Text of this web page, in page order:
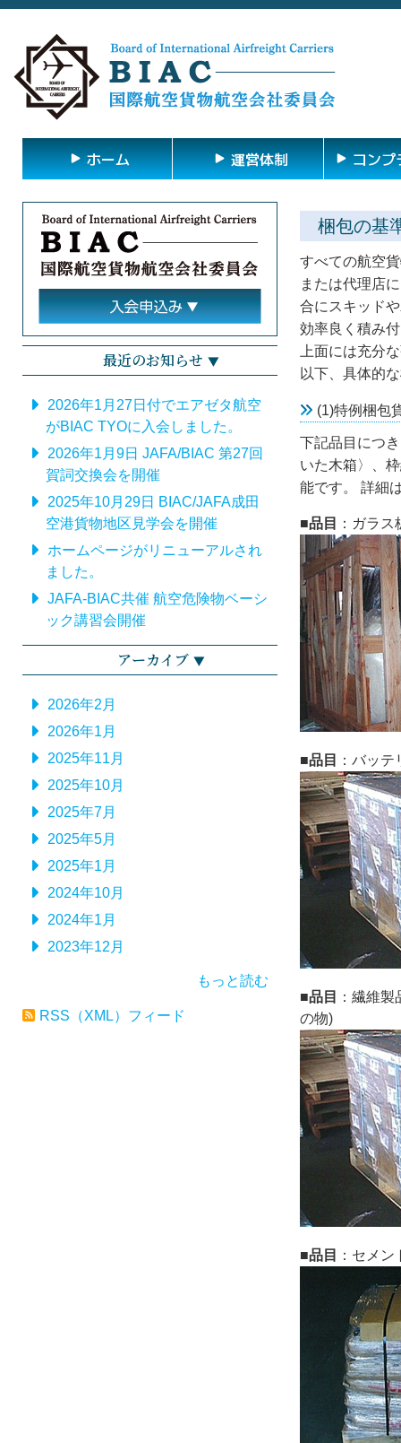
ホーム 運営体制 コンプ
最近のお知らせ
2026年1月27日付でエアゼタ航空
がBIAC TYOに入会しました。
2026年1月9日 JAFA/BIAC 第27回
賀詞交換会を開催
2025年10月29日 BIAC/JAFA成田
空港貨物地区見学会を開催
ホームページがリニューアルされ
ました。
JAFA-BIAC共催 航空危険物ベーシ
ック講習会開催
アーカイブ
2026年2月
2026年1月
2025年11月
2025年10月
2025年7月
2025年5月
2025年1月
2024年10月
2024年1月
2023年12月
もっと読む
RSS（XML）フィード
梱包の基
すべての航空
または代理店
合にスキッド
効率良く積み
上面には充分
以下、具体的
(1)特例梱包
下記品目につ
いた木箱〉、
能です。 詳細
■品目 ：ガラ
■品目 ：バッテ
■品目
：繊維
の物)
■品目 ：セメン